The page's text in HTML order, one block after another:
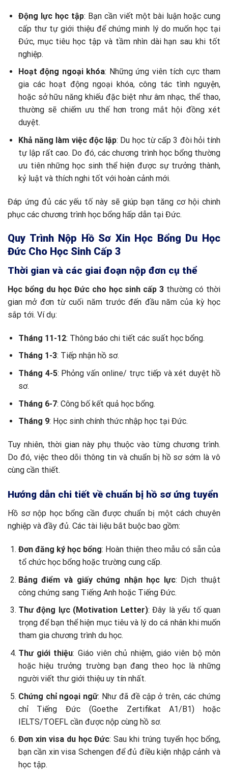
Động lực học tập: Bạn cần viết một bài luận hoặc cung
cấp thư tự giới thiệu để chứng minh lý do muốn học tại
Đức, mục tiêu học tập và tầm nhìn dài hạn sau khi tốt
nghiệp.
Hoạt động ngoại khóa: Những ứng viên tích cực tham
gia các hoạt động ngoại khóa, công tác tình nguyện,
hoặc sở hữu năng khiếu đặc biệt như âm nhạc, thể thao,
thường sẽ chiếm ưu thế hơn trong mắt hội đồng xét
duyệt.
Khả năng làm việc độc lập: Du học từ cấp 3 đòi hỏi tính
tự lập rất cao. Do đó, các chương trình học bổng thường
ưu tiên những học sinh thể hiện được sự trưởng thành,
kỷ luật và thích nghi tốt với hoàn cảnh mới.
Đáp ứng đủ các yếu tố này sẽ giúp bạn tăng cơ hội chinh
phục các chương trình học bổng hấp dẫn tại Đức.
Quy Trình Nộp Hồ Sơ Xin Học Bổng Du Học
Đức Cho Học Sinh Cấp 3
Thời gian và các giai đoạn nộp đơn cụ thể
Học bổng du học Đức cho học sinh cấp 3 thường có thời
gian mở đơn từ cuối năm trước đến đầu năm của kỳ học
sắp tới. Ví dụ:
Tháng 11-12: Thông báo chi tiết các suất học bổng.
Tháng 1-3: Tiếp nhận hồ sơ.
Tháng 4-5: Phỏng vấn online/ trực tiếp và xét duyệt hồ
sơ.
Tháng 6-7: Công bố kết quả học bổng.
Tháng 9: Học sinh chính thức nhập học tại Đức.
Tuy nhiên, thời gian này phụ thuộc vào từng chương trình.
Do đó, việc theo dõi thông tin và chuẩn bị hồ sơ sớm là vô
cùng cần thiết.
Hướng dẫn chi tiết về chuẩn bị hồ sơ ứng tuyển
Hồ sơ nộp học bổng cần được chuẩn bị một cách chuyên
nghiệp và đầy đủ. Các tài liệu bắt buộc bao gồm:
Đơn đăng ký học bổng: Hoàn thiện theo mẫu có sẵn của
tổ chức học bổng hoặc trường cung cấp.
Bảng điểm và giấy chứng nhận học lực: Dịch thuật
công chứng sang Tiếng Anh hoặc Tiếng Đức.
Thư động lực (Motivation Letter): Đây là yếu tố quan
trọng để bạn thể hiện mục tiêu và lý do cá nhân khi muốn
tham gia chương trình du học.
Thư giới thiệu: Giáo viên chủ nhiệm, giáo viên bộ môn
hoặc hiệu trưởng trường bạn đang theo học là những
người viết thư giới thiệu uy tín nhất.
Chứng chỉ ngoại ngữ: Như đã đề cập ở trên, các chứng
chỉ Tiếng Đức (Goethe Zertifikat A1/B1) hoặc
IELTS/TOEFL cần được nộp cùng hồ sơ.
Đơn xin visa du học Đức: Sau khi trúng tuyển học bổng,
bạn cần xin visa Schengen để đủ điều kiện nhập cảnh và
học tập.